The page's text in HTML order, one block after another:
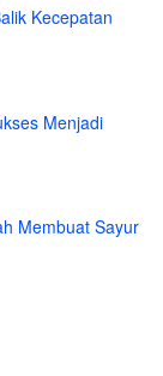
Kecepatan
Menjadi
Membuat Sayur